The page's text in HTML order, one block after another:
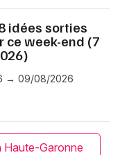
idées sorties
ce week-end (7
→ 09/08/2026
Haute-Garonne